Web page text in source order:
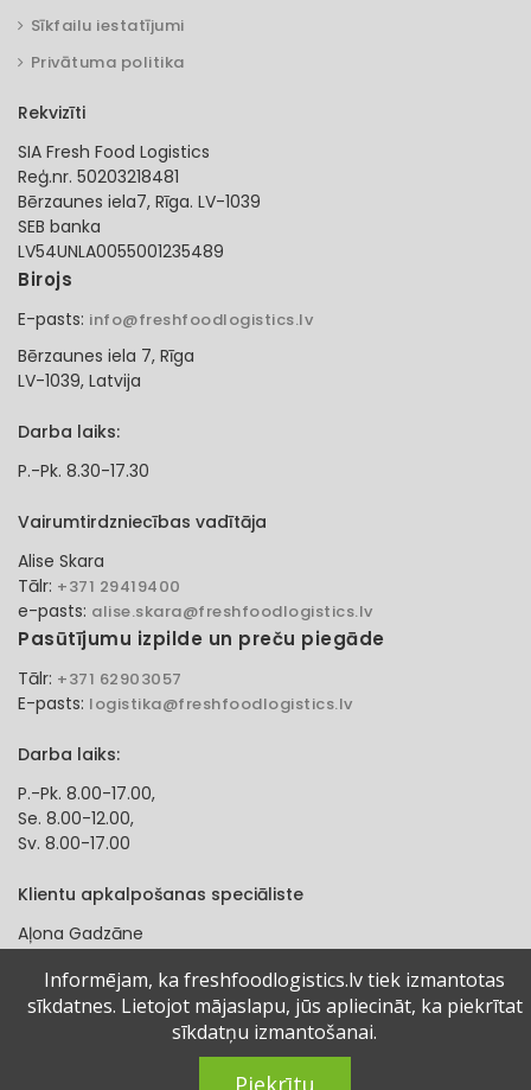
Sīkfailu iestatījumi
Privātuma politika
Rekvizīti
SIA Fresh Food Logistics
Reģ.nr. 50203218481
Bērzaunes iela7, Rīga. LV-1039
SEB banka
LV54UNLA0055001235489
Birojs
E-pasts: info@freshfoodlogistics.lv
Bērzaunes iela 7, Rīga
LV-1039, Latvija
Darba laiks:
P.-Pk. 8.30-17.30
Vairumtirdzniecības vadītāja
Alise Skara
Tālr: +371 29419400
e-pasts: alise.skara@freshfoodlogistics.lv
Pasūtījumu izpilde un preču piegāde
Tālr: +371 62903057
E-pasts: logistika@freshfoodlogistics.lv
Darba laiks:
P.-Pk. 8.00-17.00,
Se. 8.00-12.00,
Sv. 8.00-17.00
Klientu apkalpošanas speciāliste
Aļona Gadzāne
e-pasts:alona.gadzane@freshfoodlogistics.lv
© 2024 Fresh Food Logistics SIA. Visas tiesības aizsargātas.
Informējam, ka freshfoodlogistics.lv tiek izmantotas
sīkdatnes. Lietojot mājaslapu, jūs apliecināt, ka piekrītat
sīkdatņu izmantošanai.
Piekrītu